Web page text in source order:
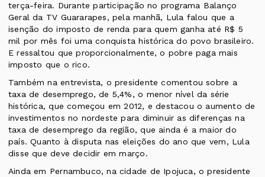
terça-feira. Durante participação no programa Balanço
Geral da TV Guararapes, pela manhã, Lula falou que a
isenção do imposto de renda para quem ganha até R$ 5
mil por mês foi uma conquista histórica do povo brasileiro.
E ressaltou que proporcionalmente, o pobre paga mais
imposto que o rico.
Também na entrevista, o presidente comentou sobre a
taxa de desemprego, de 5,4%, o menor nível da série
histórica, que começou em 2012, e destacou o aumento de
investimentos no nordeste para diminuir as diferenças na
taxa de desemprego da região, que ainda é a maior do
país. Quanto à disputa nas eleições do ano que vem, Lula
disse que deve decidir em março.
Ainda em Pernambuco, na cidade de Ipojuca, o presidente